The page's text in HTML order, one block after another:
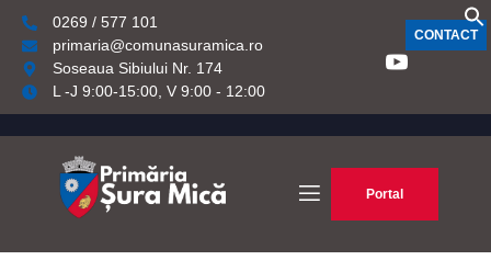
0269 / 577 101
primaria@comunasuramica.ro
Soseaua Sibiului Nr. 174
L -J 9:00-15:00, V 9:00 - 12:00
CONTACT
Portal